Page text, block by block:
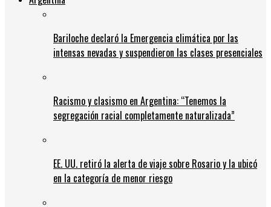
Bariloche declaró la Emergencia climática por las
intensas nevadas y suspendieron las clases presenciales
Racismo y clasismo en Argentina: “Tenemos la
segregación racial completamente naturalizada”
EE. UU. retiró la alerta de viaje sobre Rosario y la ubicó
en la categoría de menor riesgo